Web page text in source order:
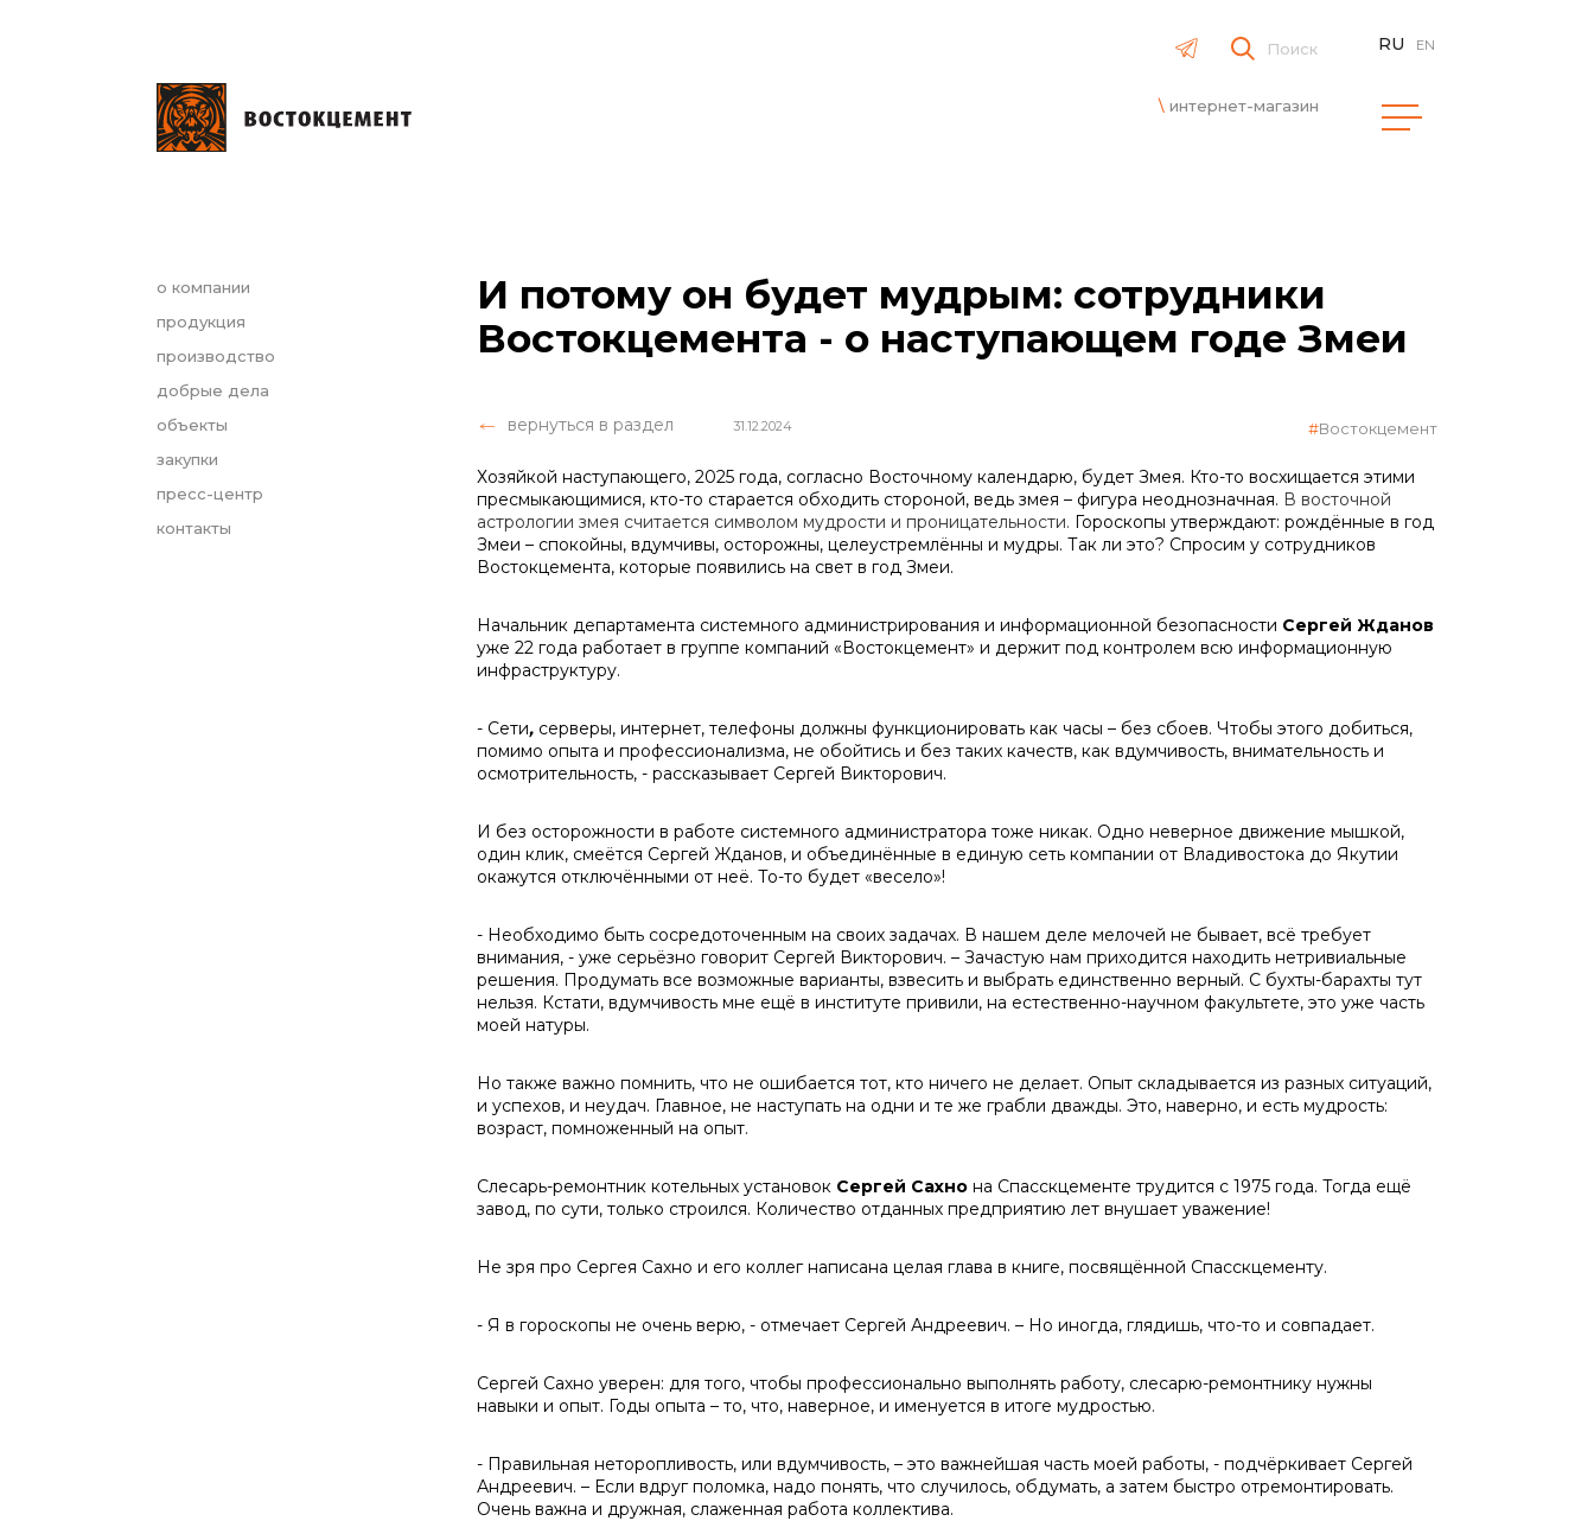
Поиск
интернет-магазин
RU EN
о компании
продукция
производство
добрые дела
объекты
закупки
пресс-центр
контакты
И потому он будет мудрым: сотрудники
Востокцемента - о наступающем годе Змеи
вернуться в раздел 31.12.2024 Востокцемент
Хозяйкой наступающего, 2025 года, согласно Восточному календарю, будет Змея. Кто-то восхищается этими
пресмыкающимися, кто-то старается обходить стороной, ведь змея – фигура неоднозначная. В восточной
астрологии змея считается символом мудрости и проницательности. Гороскопы утверждают: рождённые в год
Змеи – спокойны, вдумчивы, осторожны, целеустремлённы и мудры. Так ли это? Спросим у сотрудников
Востокцемента, которые появились на свет в год Змеи.
Начальник департамента системного администрирования и информационной безопасности Сергей Жданов
уже 22 года работает в группе компаний «Востокцемент» и держит под контролем всю информационную
инфраструктуру.
- Сети, серверы, интернет, телефоны должны функционировать как часы – без сбоев. Чтобы этого добиться,
помимо опыта и профессионализма, не обойтись и без таких качеств, как вдумчивость, внимательность и
осмотрительность, - рассказывает Сергей Викторович.
И без осторожности в работе системного администратора тоже никак. Одно неверное движение мышкой,
один клик, смеётся Сергей Жданов, и объединённые в единую сеть компании от Владивостока до Якутии
окажутся отключёнными от неё. То-то будет «весело»!
- Необходимо быть сосредоточенным на своих задачах. В нашем деле мелочей не бывает, всё требует
внимания, - уже серьёзно говорит Сергей Викторович. – Зачастую нам приходится находить нетривиальные
решения. Продумать все возможные варианты, взвесить и выбрать единственно верный. С бухты-барахты тут
нельзя. Кстати, вдумчивость мне ещё в институте привили, на естественно-научном факультете, это уже часть
моей натуры.
Но также важно помнить, что не ошибается тот, кто ничего не делает. Опыт складывается из разных ситуаций,
и успехов, и неудач. Главное, не наступать на одни и те же грабли дважды. Это, наверно, и есть мудрость:
возраст, помноженный на опыт.
Слесарь-ремонтник котельных установок Сергей Сахно на Спасскцементе трудится с 1975 года. Тогда ещё
завод, по сути, только строился. Количество отданных предприятию лет внушает уважение!
Не зря про Сергея Сахно и его коллег написана целая глава в книге, посвящённой Спасскцементу.
- Я в гороскопы не очень верю, - отмечает Сергей Андреевич. – Но иногда, глядишь, что-то и совпадает.
Сергей Сахно уверен: для того, чтобы профессионально выполнять работу, слесарю-ремонтнику нужны
навыки и опыт. Годы опыта – то, что, наверное, и именуется в итоге мудростью.
- Правильная неторопливость, или вдумчивость, – это важнейшая часть моей работы, - подчёркивает Сергей
Андреевич. – Если вдруг поломка, надо понять, что случилось, обдумать, а затем быстро отремонтировать.
Очень важна и дружная, слаженная работа коллектива.